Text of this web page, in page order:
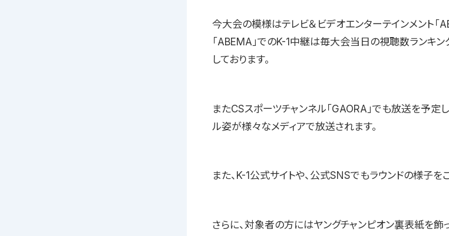
今大会の模様はテレビ＆ビデオエンターテインメント「
「ABEMA」でのK-1中継は毎大会当日の視聴数ランキ
しております。
またCSスポーツチャンネル「GAORA」でも放送を予定
ル姿が様々なメディアで放送されます。
また、K-1公式サイトや、公式SNSでもラウンドの様子を
さらに、対象者の方にはヤングチャンピオン裏表紙を飾